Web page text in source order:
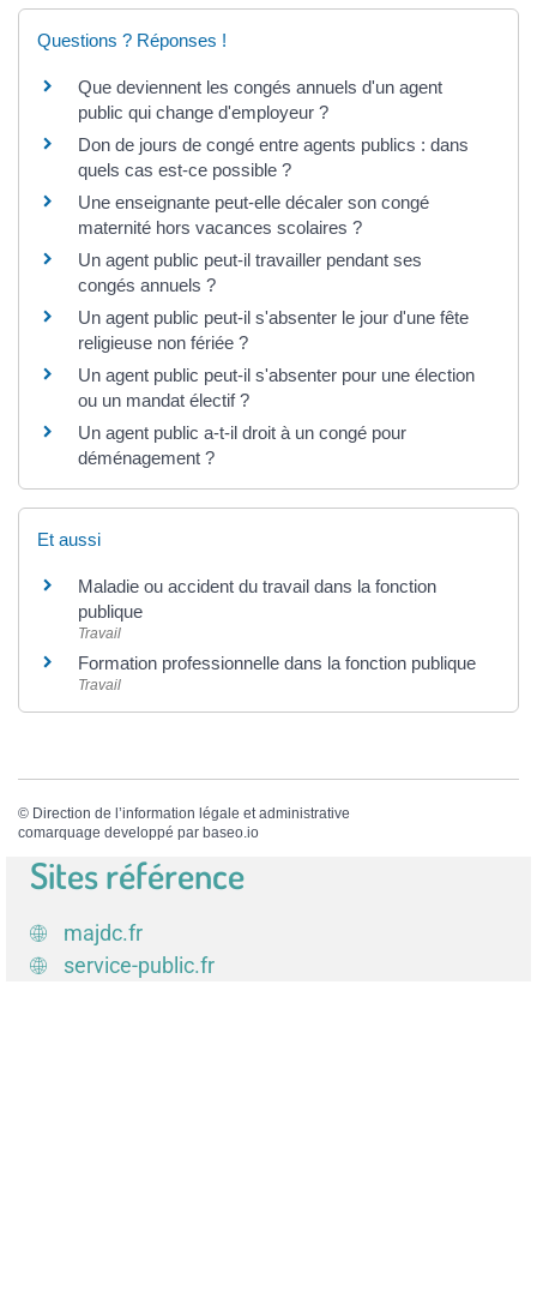
Questions ? Réponses !
Que deviennent les congés annuels d'un agent
public qui change d'employeur ?
Don de jours de congé entre agents publics : dans
quels cas est-ce possible ?
Une enseignante peut-elle décaler son congé
maternité hors vacances scolaires ?
Un agent public peut-il travailler pendant ses
congés annuels ?
Un agent public peut-il s'absenter le jour d'une fête
religieuse non fériée ?
Un agent public peut-il s'absenter pour une élection
ou un mandat électif ?
Un agent public a-t-il droit à un congé pour
déménagement ?
Et aussi
Maladie ou accident du travail dans la fonction
publique
Travail
Formation professionnelle dans la fonction publique
Travail
© Direction de l’information légale et administrative
comarquage developpé par baseo.io
Sites référence
majdc.fr
service-public.fr